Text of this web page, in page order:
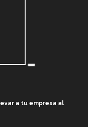
a tu empresa al